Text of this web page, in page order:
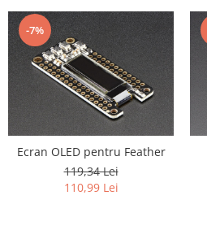
-7%
Ecran OLED pentru Feather
119,34 Lei
110,99 Lei